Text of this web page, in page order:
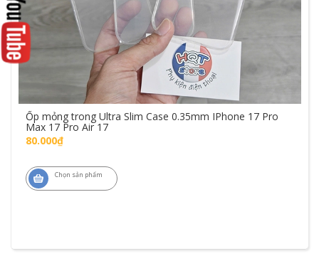
Ốp mỏng trong Ultra Slim Case 0.35mm IPhone 17 Pro
Max 17 Pro Air 17
80.000₫
Chọn sản phẩm